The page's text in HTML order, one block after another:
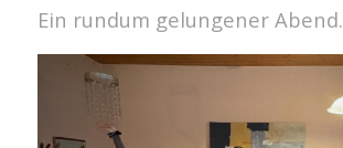
Ein rundum gelungener Abend.